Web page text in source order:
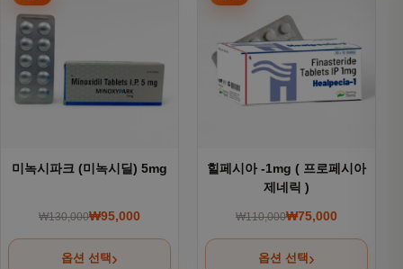
미녹시파크 (미녹시딜) 5mg
₩130,000원래 가격: ₩130,000.
₩95,000
현재 가격: ₩95,000.
옵션 선택
힐페시아 -1mg ( 프로페시아
제네릭 )
₩110,000원래 가격:
₩75,000
현재 가격: ₩75,000.
옵션 선택